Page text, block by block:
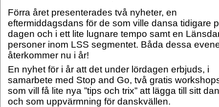
Förra året presenterades två nyheter, en
eftermiddagsdans för de som ville dansa tidigare
dagen och i ett lite lugnare tempo samt en
personer inom LSS segmentet. Båda dessa
återkommer nu i år!
En nyhet för i år att det under lördagen erbjuds, i
samarbete med Stop and Go, två gratis
som vill få lite nya ”tips och trix” att lägga till sitt
och som uppvärmning för danskvällen.